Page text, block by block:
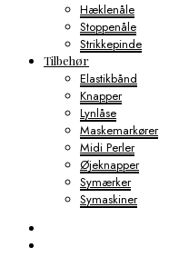
Hæklenåle
Stoppenåle
Strikkepinde
Tilbehør
Elastikbånd
Knapper
Lynlåse
Maskemarkører
Midi Perler
Øjeknapper
Symærker
Symaskiner